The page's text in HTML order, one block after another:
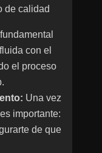
de calidad
con el
el proceso
Una vez
importante:
de que